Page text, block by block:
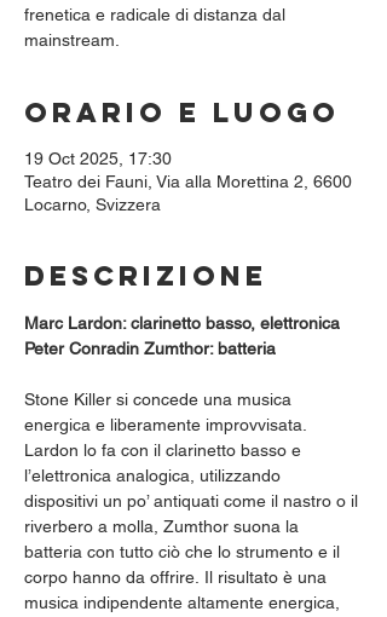
frenetica e radicale di distanza dal
mainstream.
Orario e luogo
19 Oct 2025, 17:30
Teatro dei Fauni, Via alla Morettina 2, 6600
Locarno, Svizzera
Descrizione
Marc Lardon: clarinetto basso, elettronica
Peter Conradin Zumthor: batteria
Stone Killer si concede una musica
energica e liberamente improvvisata.
Lardon lo fa con il clarinetto basso e
l’elettronica analogica, utilizzando
dispositivi un po’ antiquati come il nastro o il
riverbero a molla, Zumthor suona la
batteria con tutto ciò che lo strumento e il
corpo hanno da offrire. Il risultato è una
musica indipendente altamente energica,